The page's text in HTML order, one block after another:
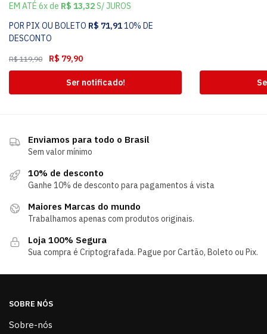
EM ATÉ 6x de R$ 13,32S/ JUROS
POR PIX OU BOLETO R$ 71,9110% DE
DESCONTO
R$119,90 R$ 79,90
Ser notificado!
Enviamos para todo o Brasil
Sem valor mínimo
10% de desconto
Ganhe 10% de desconto para pagamentos á vista
Maiores Marcas do mundo
Trabalhamos apenas com produtos originais.
Loja 100% Segura
Sua compra é Criptografada. Pague por Cartão, Boleto ou Pix.
SOBRE NÓS
Sobre-nós